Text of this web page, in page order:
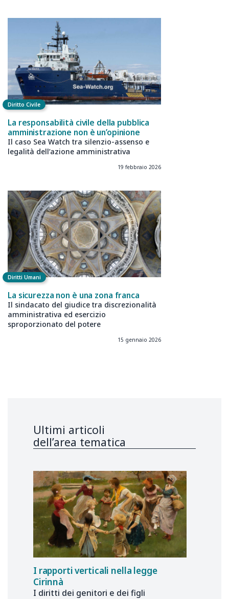
Diritto Civile
La responsabilità civile della pubblica
amministrazione non è un’opinione
Il caso Sea Watch tra silenzio-assenso e
legalità dell’azione amministrativa
19 febbraio 2026
Diritti Umani
La sicurezza non è una zona franca
Il sindacato del giudice tra discrezionalità
amministrativa ed esercizio
sproporzionato del potere
15 gennaio 2026
Ultimi articoli
dell’area tematica
I rapporti verticali nella legge
Cirinnà
I diritti dei genitori e dei figli